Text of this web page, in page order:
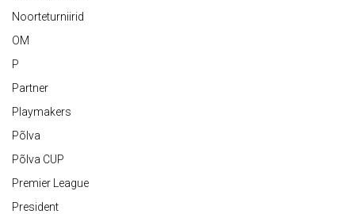
Noorteturniirid
OM
P
Partner
Playmakers
Põlva
Põlva CUP
Premier League
President